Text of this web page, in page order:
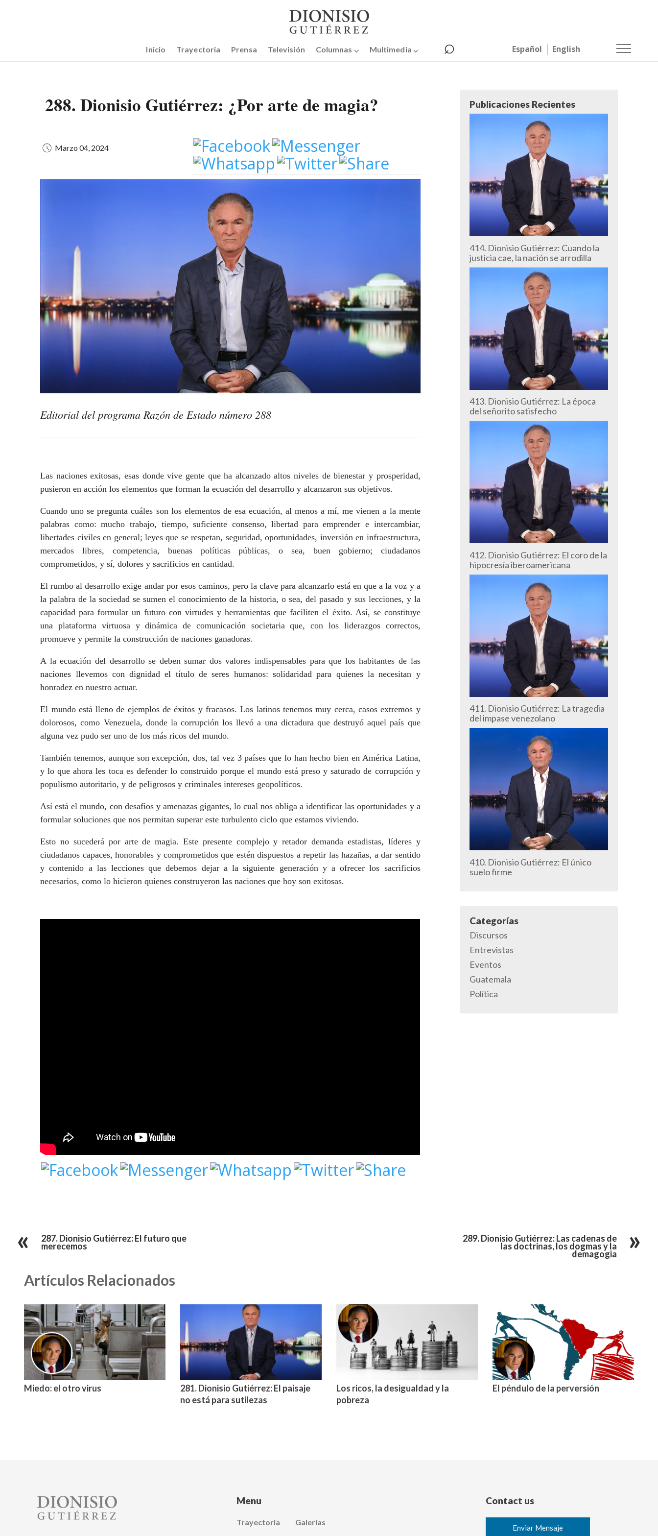
Inicio Trayectoria Prensa Televisión Columnas ⌵ Multimedia ⌵ ⌕ Español English
288. Dionisio Gutiérrez: ¿Por arte de magia?
Marzo 04, 2024
Editorial del programa Razón de Estado número 288
Las naciones exitosas, esas donde vive gente que ha alcanzado altos niveles de bienestar y prosperidad,
pusieron en acción los elementos que forman la ecuación del desarrollo y alcanzaron sus objetivos.
Cuando uno se pregunta cuáles son los elementos de esa ecuación, al menos a mí, me vienen a la mente
palabras como: mucho trabajo, tiempo, suficiente consenso, libertad para emprender e intercambiar,
libertades civiles en general; leyes que se respetan, seguridad, oportunidades, inversión en infraestructura,
mercados libres, competencia, buenas políticas públicas, o sea, buen gobierno; ciudadanos
comprometidos, y sí, dolores y sacrificios en cantidad.
El rumbo al desarrollo exige andar por esos caminos, pero la clave para alcanzarlo está en que a la voz y a
la palabra de la sociedad se sumen el conocimiento de la historia, o sea, del pasado y sus lecciones, y la
capacidad para formular un futuro con virtudes y herramientas que faciliten el éxito. Así, se constituye
una plataforma virtuosa y dinámica de comunicación societaria que, con los liderazgos correctos,
promueve y permite la construcción de naciones ganadoras.
A la ecuación del desarrollo se deben sumar dos valores indispensables para que los habitantes de las
naciones llevemos con dignidad el título de seres humanos: solidaridad para quienes la necesitan y
honradez en nuestro actuar.
El mundo está lleno de ejemplos de éxitos y fracasos. Los latinos tenemos muy cerca, casos extremos y
dolorosos, como Venezuela, donde la corrupción los llevó a una dictadura que destruyó aquel país que
alguna vez pudo ser uno de los más ricos del mundo.
También tenemos, aunque son excepción, dos, tal vez 3 países que lo han hecho bien en América Latina,
y lo que ahora les toca es defender lo construido porque el mundo está preso y saturado de corrupción y
populismo autoritario, y de peligrosos y criminales intereses geopolíticos.
Así está el mundo, con desafíos y amenazas gigantes, lo cual nos obliga a identificar las oportunidades y a
formular soluciones que nos permitan superar este turbulento ciclo que estamos viviendo.
Esto no sucederá por arte de magia. Este presente complejo y retador demanda estadistas, líderes y
ciudadanos capaces, honorables y comprometidos que estén dispuestos a repetir las hazañas, a dar sentido
y contenido a las lecciones que debemos dejar a la siguiente generación y a ofrecer los sacrificios
necesarios, como lo hicieron quienes construyeron las naciones que hoy son exitosas.
Publicaciones Recientes
414. Dionisio Gutiérrez: Cuando la
justicia cae, la nación se arrodilla
413. Dionisio Gutiérrez: La época
del señorito satisfecho
412. Dionisio Gutiérrez: El coro de la
hipocresía iberoamericana
411. Dionisio Gutiérrez: La tragedia
del impase venezolano
410. Dionisio Gutiérrez: El único
suelo firme
Categorías
Discursos
Entrevistas
Eventos
Guatemala
Política
287. Dionisio Gutiérrez: El futuro que
merecemos
289. Dionisio Gutiérrez: Las cadenas de
las doctrinas, los dogmas y la
demagogia
Artículos Relacionados
Miedo: el otro virus
281. Dionisio Gutiérrez: El paisaje
no está para sutilezas
Los ricos, la desigualdad y la
pobreza
El péndulo de la perversión
Image Menu
Trayectoria
Galerías
Contact us
Enviar Mensaje